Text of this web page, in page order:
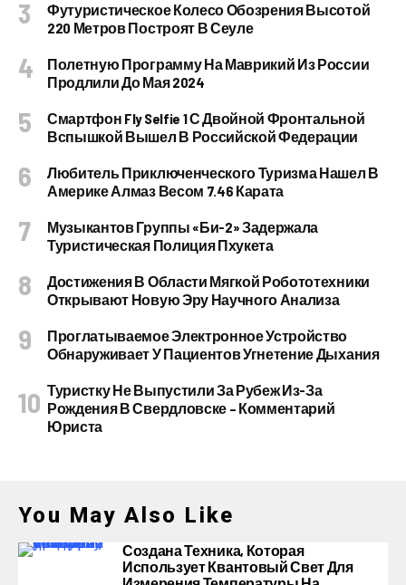
Футуристическое Колесо Обозрения Высотой
220 Метров Построят В Сеуле
Полетную Программу На Маврикий Из России
Продлили До Мая 2024
Смартфон Fly Selfie 1 С Двойной Фронтальной
Вспышкой Вышел В Российской Федерации
Любитель Приключенческого Туризма Нашел В
Америке Алмаз Весом 7.46 Карата
Музыкантов Группы «Би-2» Задержала
Туристическая Полиция Пхукета
Достижения В Области Мягкой Робототехники
Открывают Новую Эру Научного Анализа
Проглатываемое Электронное Устройство
Обнаруживает У Пациентов Угнетение Дыхания
Туристку Не Выпустили За Рубеж Из-За
Рождения В Свердловске – Комментарий
Юриста
You May Also Like
Создана Техника, Которая
Использует Квантовый Свет Для